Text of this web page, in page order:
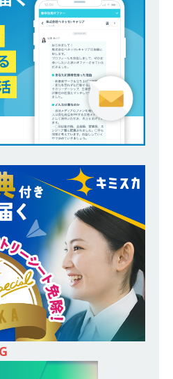
確約!! ｜ 1dayインターンあり 】東京勤
勤なし ｜ 投資用住宅販売をリードする企
ける賃貸アパート・マンションの管理を
間休日125日以上 ｜ 不動産業ではレア
社OK ｜ 土日祝完全休み ｜ スタンダー
豊エンタープライズグループ ｜ 明豊プ
ーズ
体育会積極採用企業
5月14日 ]
【 28卒 ｜ オープンカンパニ
勤務・転勤なし ｜ 文理不問 】 7期連続
収!! ｜ 様々な業界の知識・スキルを身に
とが可能 ｜ データ分析のエキスパート
ライアントの課題を解決 ｜ 土日祝完全
データアナリティクスラボ
体育会積
業
5月14日 ]
【 28卒 ｜ 東京勤務・転勤な
・生鮮業界に特化した人材紹介サービ